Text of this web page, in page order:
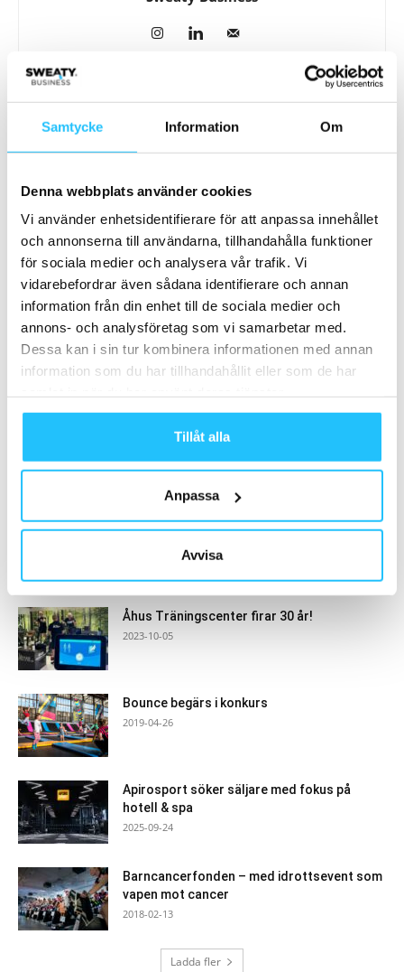
Samtycke Information Om
Denna webbplats använder cookies
Vi använder enhetsidentifierare för att anpassa innehållet
och annonserna till användarna, tillhandahålla funktioner
för sociala medier och analysera vår trafik. Vi
vidarebefordrar även sådana identifierare och annan
information från din enhet till de sociala medier och
annons- och analysföretag som vi samarbetar med.
Dessa kan i sin tur kombinera informationen med annan
information som du har tillhandahållit eller som de har
Tillåt alla
Anpassa
Avvisa
Relaterade artiklar Mer av samma författare
Technogym Sverige stärker teamet
Business
Workout Åre slås samman med
Sweaty Business
Business
Workout Åre får ny ägare – satsar på
att vidareutveckla eventet!
Samarbete
MEST POPULÄRA
Åhus Träningscenter firar 30 år!
2023-10-05
Bounce begärs i konkurs
2019-04-26
Apirosport söker säljare med fokus på
hotell & spa
2025-09-24
Barncancerfonden – med idrottsevent som
vapen mot cancer
2018-02-13
Ladda fler